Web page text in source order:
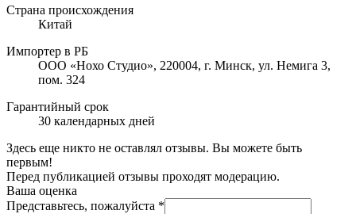
Страна происхождения
Китай
Импортер в РБ
ООО «Нохо Студио», 220004, г. Минск, ул. Немига 3,
пом. 324
Гарантийный срок
30 календарных дней
Здесь еще никто не оставлял отзывы. Вы можете быть
первым!
Перед публикацией отзывы проходят модерацию.
Ваша оценка
Представьтесь, пожалуйста *